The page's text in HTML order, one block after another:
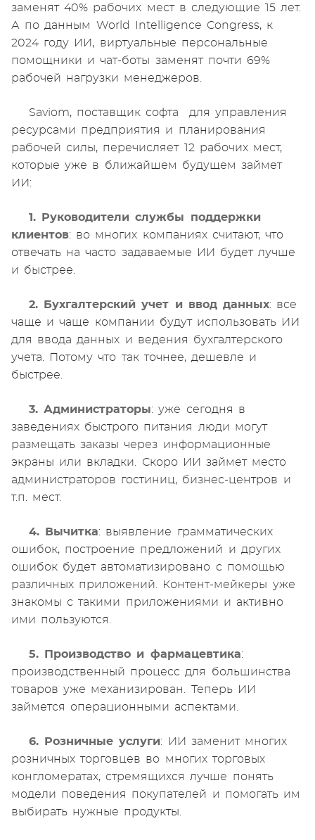
заменят 40% рабочих мест в следующие 15 лет.
А по данным World Intelligence Congress, к
2024 году ИИ, виртуальные персональные
помощники и чат-боты заменят почти 69%
рабочей нагрузки менеджеров.
Saviom, поставщик софта для управления
ресурсами предприятия и планирования
рабочей силы, перечисляет 12 рабочих мест,
которые уже в ближайшем будущем займет
ИИ:
1. Руководители службы поддержки
клиентов: во многих компаниях считают, что
отвечать на часто задаваемые ИИ будет лучше
и быстрее.
2. Бухгалтерский учет и ввод данных: все
чаще и чаще компании будут использовать ИИ
для ввода данных и ведения бухгалтерского
учета. Потому что так точнее, дешевле и
быстрее.
3. Администраторы: уже сегодня в
заведениях быстрого питания люди могут
размещать заказы через информационные
экраны или вкладки. Скоро ИИ займет место
администраторов гостиниц, бизнес-центров и
т.п. мест.
4. Вычитка: выявление грамматических
ошибок, построение предложений и других
ошибок будет автоматизировано с помощью
различных приложений. Контент-мейкеры уже
знакомы с такими приложениями и активно
ими пользуются.
5. Производство и фармацевтика:
производственный процесс для большинства
товаров уже механизирован. Теперь ИИ
займется операционными аспектами.
6. Розничные услуги: ИИ заменит многих
розничных торговцев во многих торговых
конгломератах, стремящихся лучше понять
модели поведения покупателей и помогать им
выбирать нужные продукты.